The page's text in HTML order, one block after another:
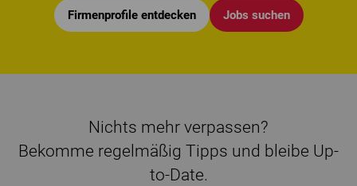
Firmenprofile entdecken Jobs suchen
Nichts mehr verpassen?
Bekomme regelmäßig Tipps und bleibe Up-
to-Date.